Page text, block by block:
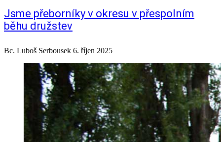
Jsme přeborníky v okresu v přespolním
běhu družstev
Bc. Luboš Serbousek 6. říjen 2025